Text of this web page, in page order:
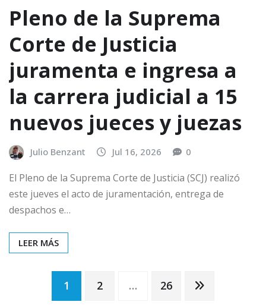
Pleno de la Suprema
Corte de Justicia
juramenta e ingresa a
la carrera judicial a 15
nuevos jueces y juezas
Julio Benzant Jul 16, 2026 0
El Pleno de la Suprema Corte de Justicia (SCJ) realizó
este jueves el acto de juramentación, entrega de
despachos e…
LEER MÁS
Paginación
1 2 … 26